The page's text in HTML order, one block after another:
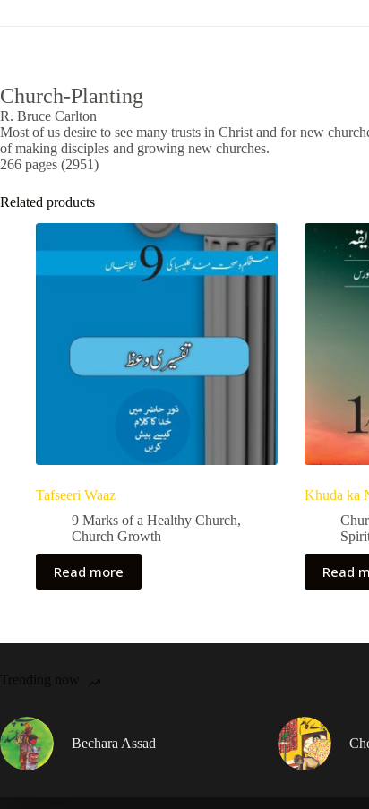
Church-Planting
R. Bruce Carlton
Most of us desire to see many trusts in Christ and for new
of making disciples and growing new churches.
266 pages (2951)
Related products
Tafseeri Waaz
9 Marks of a Healthy Church,
Church Growth
Read more
Khuda ka
Read
Trending now
Bechara Assad